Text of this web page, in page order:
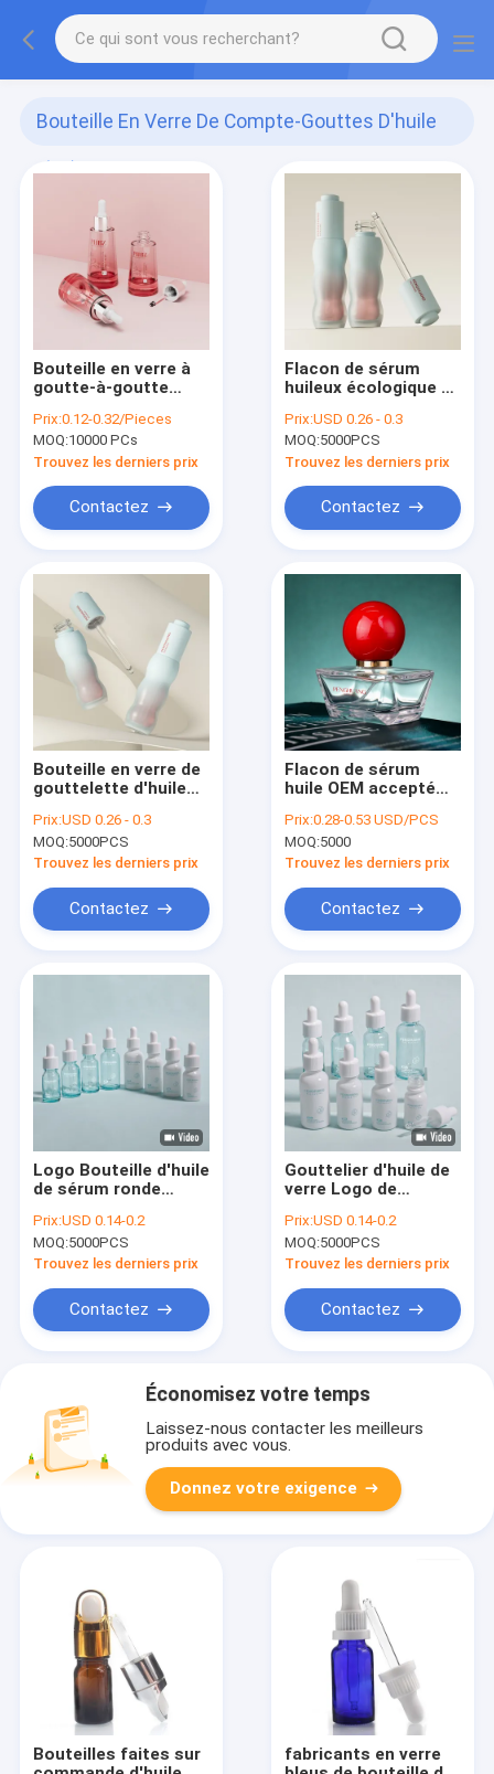
Bouteille En Verre De Compte-Gouttes D'huile
(85)
Bouteille en verre à
goutte-à-goutte
personnalisable 30
ml 50 ml Serum
Bouteille d'emballage
Prix:0.12-0.32/Pieces
MOQ:10000 PCs
Trouvez les derniers prix
Contactez
Flacon de sérum
huileux écologique en
plastique PP, adapté
pour les huiles
essentielles et les
emballages de soins
cosmétiques
Prix:USD 0.26 - 0.3
MOQ:5000PCS
Trouvez les derniers prix
Contactez
Bouteille en verre de
gouttelette d'huile
automatique avec
conception et
capacités
par mer Parfaite pour
l'emballage industriel
Prix:USD 0.26 - 0.3
MOQ:5000PCS
Trouvez les derniers prix
Contactez
Flacon de sérum
huile OEM accepté
gouttes en bambou,
emballage
personnalisable or et
essentielle et soins
cosmétiques
Prix:0.28-0.53 USD/PCS
MOQ:5000
Trouvez les derniers prix
Contactez
Logo Bouteille d'huile
de sérum ronde
Conception anti-
fuite durable
Convient pour les
les soins de la peau
et les emballages
Prix:USD 0.14-0.2
MOQ:5000PCS
Trouvez les derniers prix
Contactez
Gouttelier d'huile de
verre Logo de
Contenant lisse sur
mesure Conçu pour
les huiles
sérums et les
applications
Prix:USD 0.14-0.2
MOQ:5000PCS
Trouvez les derniers prix
Contactez
Économisez votre temps
Laissez-nous contacter les meilleurs
produits avec vous.
Donnez votre exigence
Bouteilles faites sur
fabricants en verre